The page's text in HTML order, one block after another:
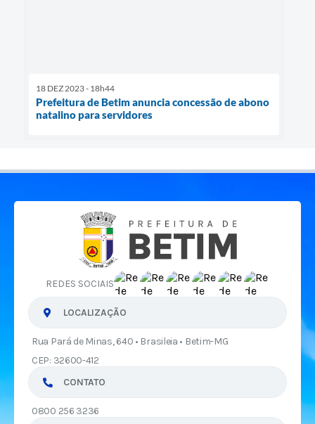
18 DEZ 2023 - 18h44
Prefeitura de Betim anuncia concessão de abono
natalino para servidores
REDES SOCIAIS
LOCALIZAÇÃO
Rua Pará de Minas, 640 • Brasileia • Betim-MG
CEP: 32600-412
CONTATO
0800 256 3236